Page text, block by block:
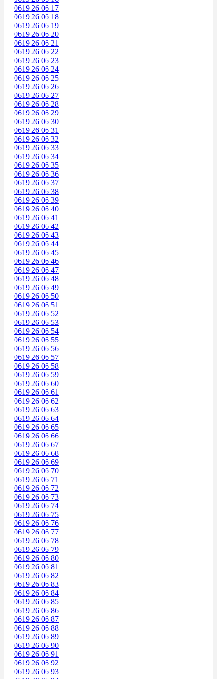
0619 26 06 17
0619 26 06 18
0619 26 06 19
0619 26 06 20
0619 26 06 21
0619 26 06 22
0619 26 06 23
0619 26 06 24
0619 26 06 25
0619 26 06 26
0619 26 06 27
0619 26 06 28
0619 26 06 29
0619 26 06 30
0619 26 06 31
0619 26 06 32
0619 26 06 33
0619 26 06 34
0619 26 06 35
0619 26 06 36
0619 26 06 37
0619 26 06 38
0619 26 06 39
0619 26 06 40
0619 26 06 41
0619 26 06 42
0619 26 06 43
0619 26 06 44
0619 26 06 45
0619 26 06 46
0619 26 06 47
0619 26 06 48
0619 26 06 49
0619 26 06 50
0619 26 06 51
0619 26 06 52
0619 26 06 53
0619 26 06 54
0619 26 06 55
0619 26 06 56
0619 26 06 57
0619 26 06 58
0619 26 06 59
0619 26 06 60
0619 26 06 61
0619 26 06 62
0619 26 06 63
0619 26 06 64
0619 26 06 65
0619 26 06 66
0619 26 06 67
0619 26 06 68
0619 26 06 69
0619 26 06 70
0619 26 06 71
0619 26 06 72
0619 26 06 73
0619 26 06 74
0619 26 06 75
0619 26 06 76
0619 26 06 77
0619 26 06 78
0619 26 06 79
0619 26 06 80
0619 26 06 81
0619 26 06 82
0619 26 06 83
0619 26 06 84
0619 26 06 85
0619 26 06 86
0619 26 06 87
0619 26 06 88
0619 26 06 89
0619 26 06 90
0619 26 06 91
0619 26 06 92
0619 26 06 93